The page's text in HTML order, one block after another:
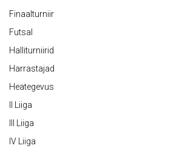
Finaalturniir
Futsal
Halliturniirid
Harrastajad
Heategevus
II Liiga
III Liiga
IV Liiga